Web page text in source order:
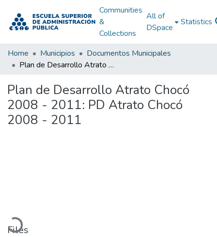
Communities
&
Collections
All of
DSpace
Statistics
Home Municipios
Documentos Municipales
Plan de Desarrollo Atrato Chocó 2008 - 2011: PD Atrato Chocó 2008 - 2011
Plan de Desarrollo Atrato Chocó
2008 - 2011: PD Atrato Chocó
2008 - 2011
Files